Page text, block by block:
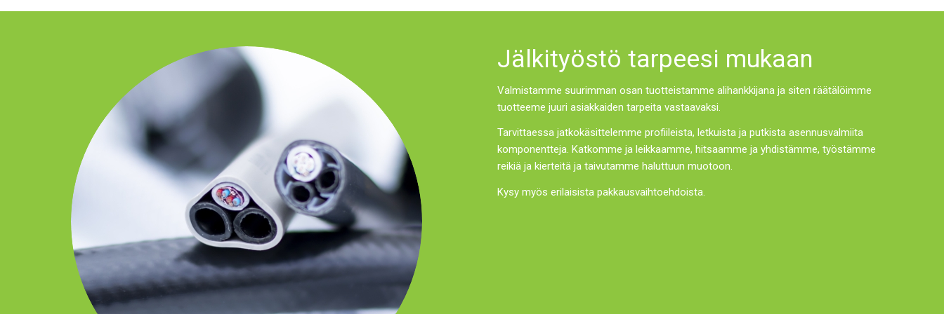
Jälkityöstö tarpeesi mukaan
Valmistamme suurimman osan tuotteistamme alihankkijana ja siten räätälöimme
tuotteeme juuri asiakkaiden tarpeita vastaavaksi.
Tarvittaessa jatkokäsittelemme profiileista, letkuista ja putkista asennusvalmiita
komponentteja. Katkomme ja leikkaamme, hitsaamme ja yhdistämme, työstämme
reikiä ja kierteitä ja taivutamme haluttuun muotoon.
Kysy myös erilaisista pakkausvaihtoehdoista.